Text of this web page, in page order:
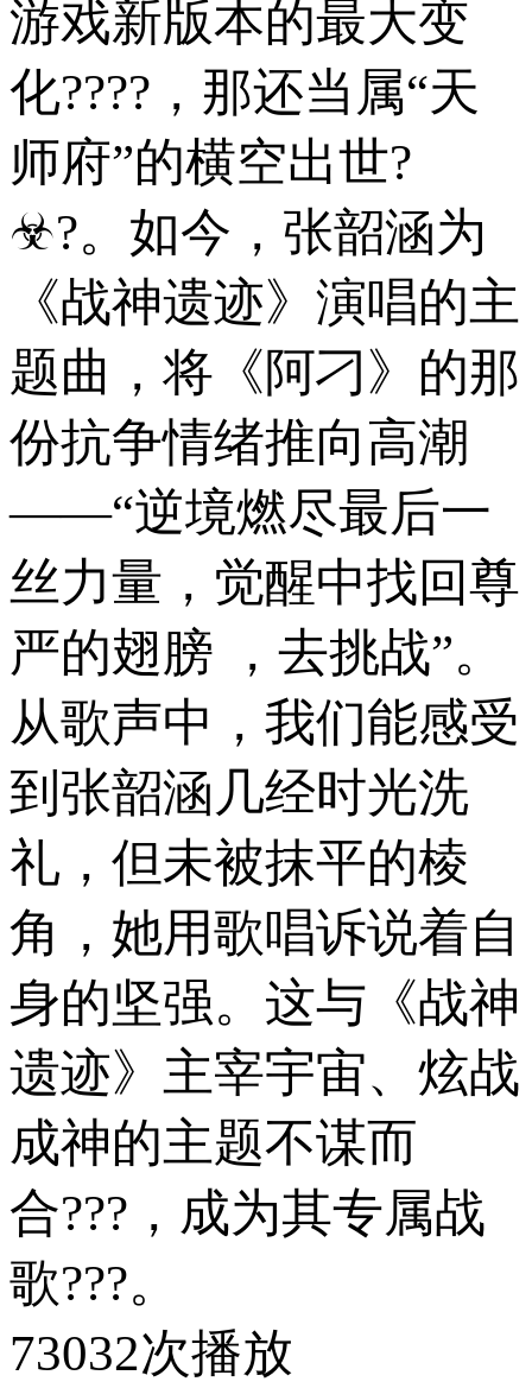
游戏新版本的最大变
化????，那还当属“天
师府”的横空出世?
☣?。如今，张韶涵为
《战神遗迹》演唱的主
题曲，将《阿刁》的那
份抗争情绪推向高潮
——“逆境燃尽最后一
丝力量，觉醒中找回尊
严的翅膀 ，去挑战”。
从歌声中，我们能感受
到张韶涵几经时光洗
礼，但未被抹平的棱
角，她用歌唱诉说着自
身的坚强。这与《战神
遗迹》主宰宇宙、炫战
成神的主题不谋而
合???，成为其专属战
歌???。
73032次播放